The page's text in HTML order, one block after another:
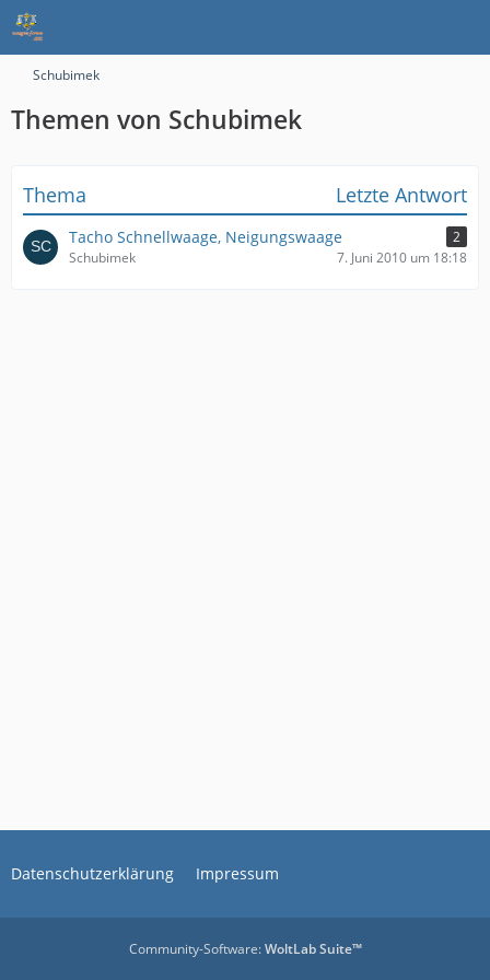
Schubimek
Themen von Schubimek
Thema Letzte Antwort
Tacho Schnellwaage, Neigungswaage
2
Schubimek
7. Juni 2010 um 18:18
Datenschutzerklärung Impressum
Community-Software:WoltLab Suite™